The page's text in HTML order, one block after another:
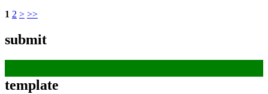
1 2 > >>
submit
template